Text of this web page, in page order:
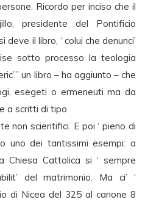
Ricordo per inciso che il
presidente del Pontificio
il libro, ‘ colui che denunci’
sotto processo la teologia
un libro – ha aggiunto – che
esegeti o ermeneuti ma da
a scritti di tipo
non scientifici. E poi ‘ pieno di
uno dei tantissimi esempi: a
Cattolica si ‘ sempre
del matrimonio. Ma ci’ ‘
di Nicea del 325 al canone 8